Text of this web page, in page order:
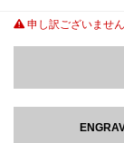
申し訳ございませ